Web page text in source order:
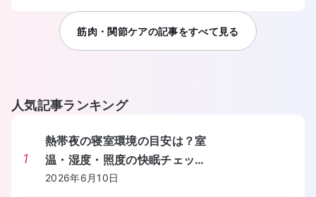
筋肉・関節ケアの記事をすべて見る
人気記事ランキング
1
熱帯夜の寝室環境の目安は？室
温・湿度・照度の快眠チェック
リストを教えてください。
2026年6月10日